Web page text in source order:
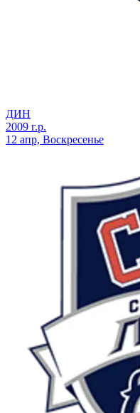
ДИН
2009 г.р.
12 апр, Воскресенье